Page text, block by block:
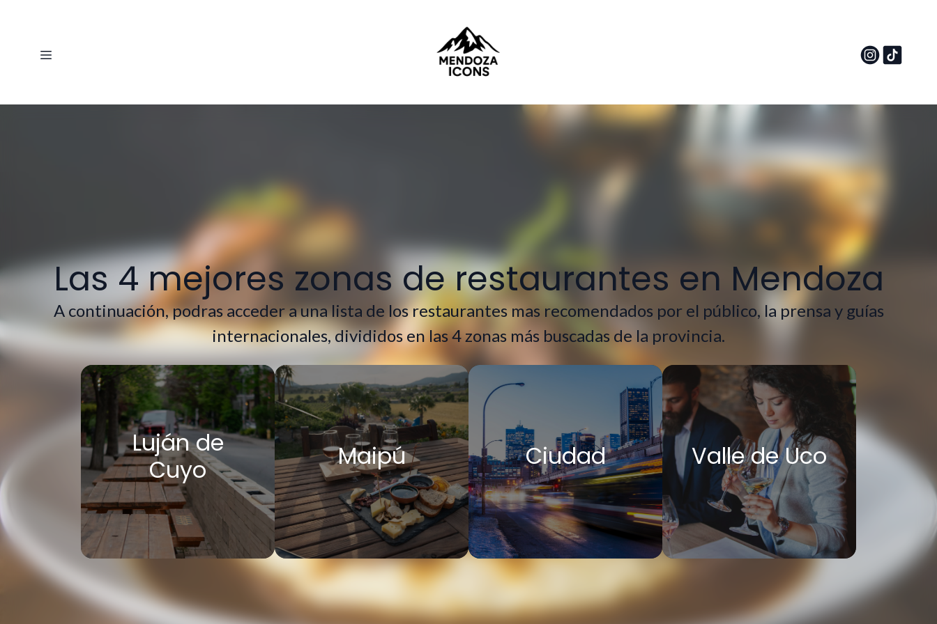
Las 4 mejores zonas de restaurantes en Mendoza
A continuación, podras acceder a una lista de los restaurantes mas recomendados por el público, la prensa y guías
internacionales, divididos en las 4 zonas más buscadas de la provincia.
Luján de
Cuyo
Maipú Ciudad Valle de Uco